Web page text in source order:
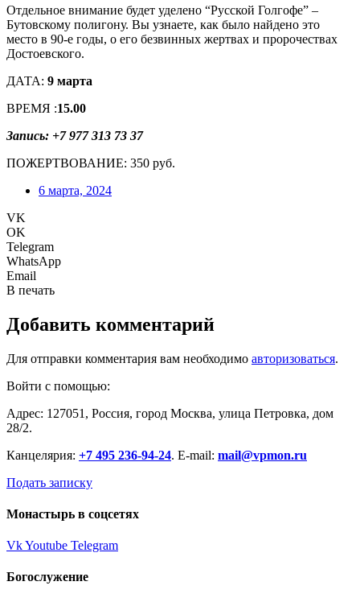
Отдельное внимание будет уделено “Русской Голгофе” –
Бутовскому полигону. Вы узнаете, как было найдено это
место в 90-е годы, о его безвинных жертвах и пророчествах
Достоевского.
ДАТА: 9 марта
ВРЕМЯ :15.00
Запись: +7 977 313 73 37
ПОЖЕРТВОВАНИЕ: 350 руб.
6 марта, 2024
VK
OK
Telegram
WhatsApp
Email
В печать
Добавить комментарий
Для отправки комментария вам необходимо авторизоваться.
Войти с помощью:
Адрес: 127051, Россия, город Москва, улица Петровка, дом
28/2.
Канцелярия: +7 495 236-94-24. E-mail: mail@vpmon.ru
Подать записку
Монастырь в соцсетях
VkYoutube Telegram
Богослужение